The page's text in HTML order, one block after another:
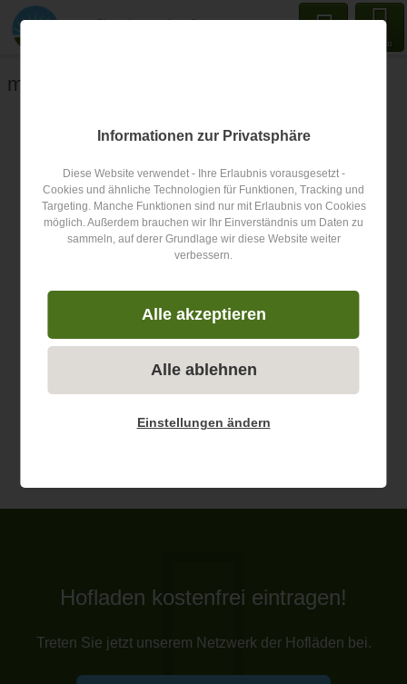
Menu
mein Text
Hofladen kostenfrei eintragen!
Treten Sie jetzt unserem Netzwerk der Hofläden bei.
Informationen zur Privatsphäre
Diese Website verwendet - Ihre Erlaubnis vorausgesetzt -
Cookies und ähnliche Technologien für Funktionen, Tracking und
Targeting. Manche Funktionen sind nur mit Erlaubnis von Cookies
möglich. Außerdem brauchen wir Ihr Einverständnis um Daten zu
sammeln, auf derer Grundlage wir diese Website weiter
verbessern.
Alle akzeptieren
Alle ablehnen
Einstellungen ändern